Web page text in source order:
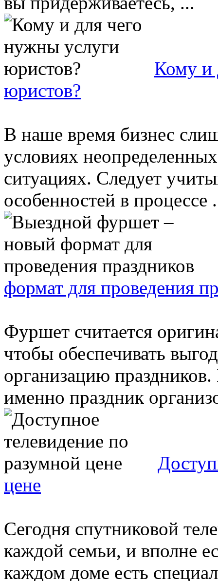
Кому и
юристов?
В наше время бизнес
условиях
ситуациях. Следует
особенностей в процессе
формат для проведения
Фуршет считается
чтобы обеспечивать
организацию
именно праздник
цене
Сегодня спутниковой
каждой семьи, и вполне
каждом доме есть